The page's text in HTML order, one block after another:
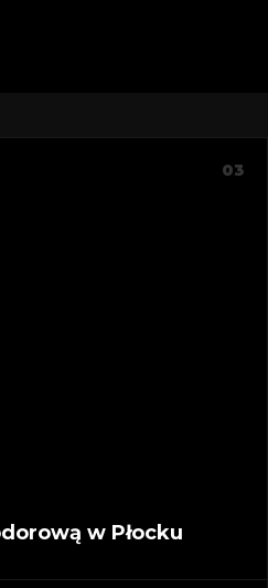
03
w Płocku